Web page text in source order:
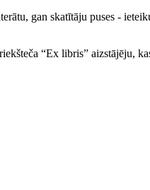
gan skatītāju puses -
“Ex libris” aizstājēju,